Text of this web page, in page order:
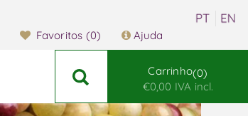
Favoritos (0) Ajuda
Carrinho 0
€0,00 IVA incl.